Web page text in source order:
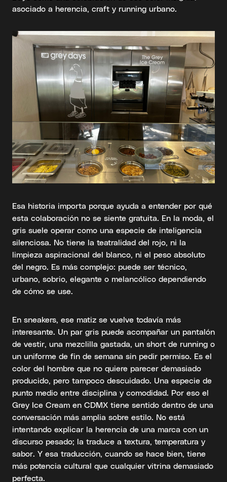
asociado a herencia, craft y running urbano.
Esa historia importa porque ayuda a entender por qué
esta colaboración no se siente gratuita. En la moda, el
gris suele operar como una especie de inteligencia
silenciosa. No tiene la teatralidad del rojo, ni la
limpieza aspiracional del blanco, ni el peso absoluto
del negro. Es más complejo: puede ser técnico,
urbano, sobrio, elegante o melancólico dependiendo
de cómo se use.
En sneakers, ese matiz se vuelve todavía más
interesante. Un par gris puede acompañar un pantalón
de vestir, una mezclilla gastada, un short de running o
un uniforme de fin de semana sin pedir permiso. Es el
color del hombre que no quiere parecer demasiado
producido, pero tampoco descuidado. Una especie de
punto medio entre disciplina y comodidad. Por eso el
Grey Ice Cream en CDMX tiene sentido dentro de una
conversación más amplia sobre estilo. No está
intentando explicar la herencia de una marca con un
discurso pesado; la traduce a textura, temperatura y
sabor. Y esa traducción, cuando se hace bien, tiene
más potencia cultural que cualquier vitrina demasiado
perfecta.